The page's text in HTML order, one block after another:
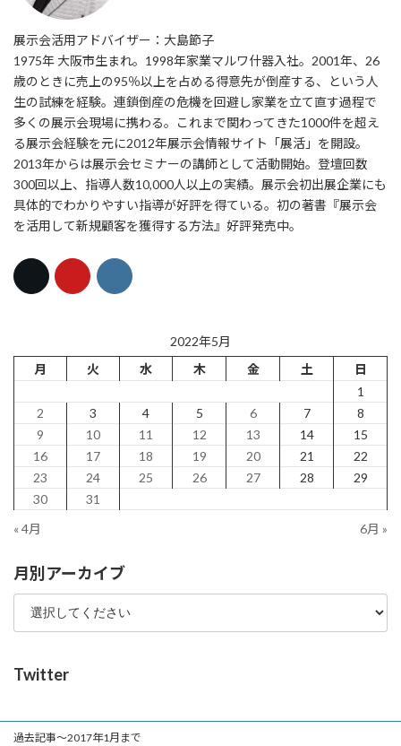
展示会活用アドバイザー：大島節子
1975年 大阪市生まれ。1998年家業マルワ什器入社。2001年、26
歳のときに売上の95％以上を占める得意先が倒産する、という人
生の試練を経験。連鎖倒産の危機を回避し家業を立て直す過程で
多くの展示会現場に携わる。これまで関わってきた1000件を超え
る展示会経験を元に2012年展示会情報サイト「展活」を開設。
2013年からは展示会セミナーの講師として活動開始。登壇回数
300回以上、指導人数10,000人以上の実績。展示会初出展企業にも
具体的でわかりやすい指導が好評を得ている。初の著書『展示会
を活用して新規顧客を獲得する方法』好評発売中。
2022年5月
月
火 水 木 金 土
日
1
2
3 4 5 6 7
8
9
10 11 12 13 14
15
16
17 18 19 20 21
22
23
24 25 26 27 28
29
30
31
« 4月
6月 »
月別アーカイブ
Twitter
過去記事～2017年1月まで